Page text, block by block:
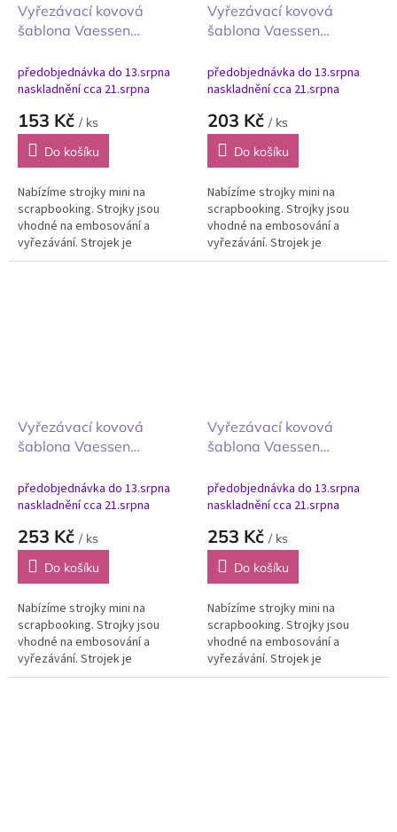
Vyřezávací kovová
šablona Vaessen
& Labels Kulaté bannery
a štítky 11ks
předobjednávka do 13.srpna
naskladnění cca 21.srpna
153 Kč / ks
Do košíku
Nabízíme strojky mini na
scrapbooking. Strojky jsou
vhodné na embosování a
vyřezávání. Strojek je
všestranný lisovací přístroj pro
Vyřezávací kovová
šablona Vaessen
Banners & Labels
Trapézové bannery a
předobjednávka do 13.srpna
naskladnění cca 21.srpna
203 Kč / ks
Do košíku
Nabízíme strojky mini na
scrapbooking. Strojky jsou
vhodné na embosování a
vyřezávání. Strojek je
všestranný lisovací přístroj pro
Vyřezávací kovová
šablona Vaessen
Squares 14ks Kruhy a
čtverce 14ks
předobjednávka do 13.srpna
naskladnění cca 21.srpna
253 Kč / ks
Do košíku
Nabízíme strojky mini na
scrapbooking. Strojky jsou
vhodné na embosování a
vyřezávání. Strojek je
všestranný lisovací přístroj pro
Vyřezávací kovová
šablona Vaessen
Circles & Squares 6ks
Vroubkované kruhy a
předobjednávka do 13.srpna
naskladnění cca 21.srpna
253 Kč / ks
Do košíku
Nabízíme strojky mini na
scrapbooking. Strojky jsou
vhodné na embosování a
vyřezávání. Strojek je
všestranný lisovací přístroj pro